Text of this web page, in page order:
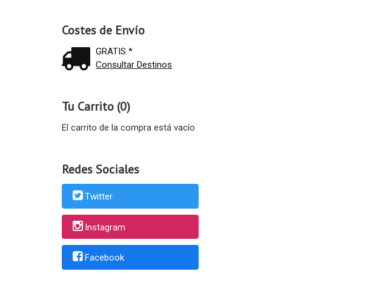
Costes de Envío
GRATIS *
Consultar Destinos
Tu Carrito (0)
El carrito de la compra está vacío
Redes Sociales
Twitter
Instagram
Facebook